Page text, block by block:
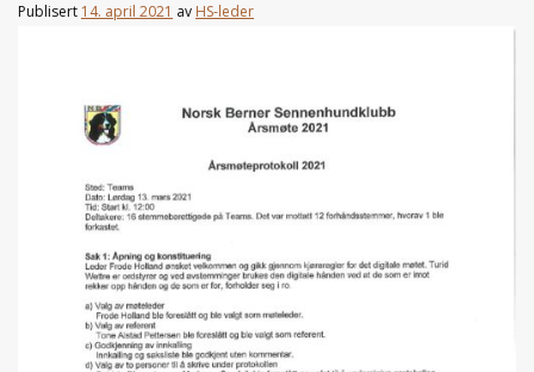
Publisert 14. april 2021 av HS-leder